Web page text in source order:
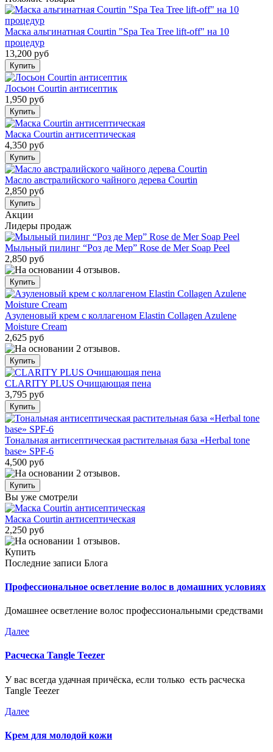
Маска альгинатная Courtin "Spa Tea Tree lift-off" на 10
процедур
13,200 руб
Лосьон Courtin антисептик
1,950 руб
Маска Courtin антисептическая
4,350 руб
Масло австралийского чайного дерева Courtin
2,850 руб
Акции
Лидеры продаж
Мыльный пилинг “Роз де Мер” Rose de Mer Soap Peel
2,850 руб
Азуленовый крем с коллагеном Elastin Collagen Azulene
Moisture Cream
2,625 руб
CLARITY PLUS Очищающая пена
3,795 руб
Тональная антисептическая растительная база «Herbal tone
base» SPF-6
4,500 руб
Вы уже смотрели
Маска Courtin антисептическая
2,250 руб
Купить
Последние записи Блога
Профессиональное осветление волос в домашних условиях
Домашнее осветление волос профессиональными средствами
Далее
Расческа Tangle Teezer
У вас всегда удачная причёска, если только есть расческа
Tangle Teezer
Далее
Крем для молодой кожи